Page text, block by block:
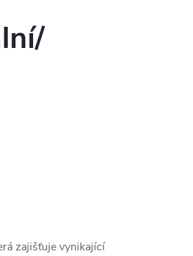
zajišťuje vynikající